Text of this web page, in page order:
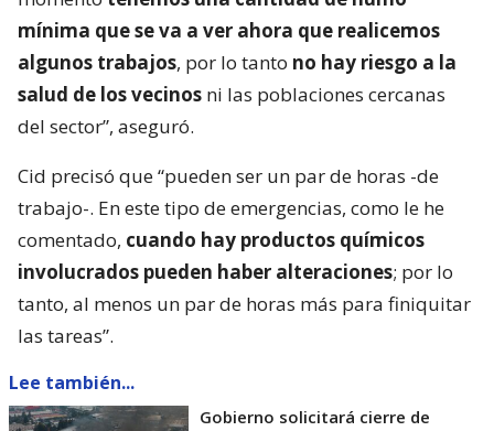
mínima que se va a ver ahora que realicemos
algunos trabajos, por lo tanto no hay riesgo a la
salud de los vecinos ni las poblaciones cercanas
del sector”, aseguró.
Cid precisó que “pueden ser un par de horas -de
trabajo-. En este tipo de emergencias, como le he
comentado, cuando hay productos químicos
involucrados pueden haber alteraciones; por lo
tanto, al menos un par de horas más para finiquitar
las tareas”.
Lee también...
Gobierno solicitará cierre de